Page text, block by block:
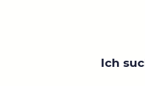
Ich